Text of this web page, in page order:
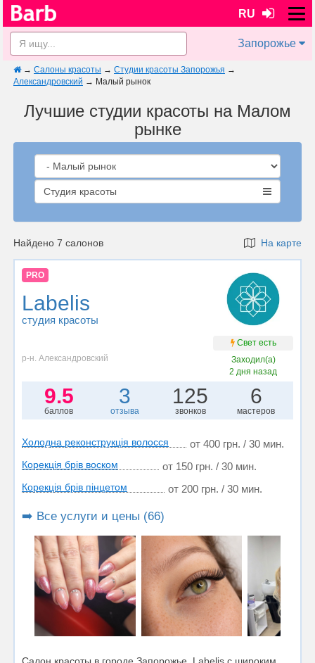
RU
Запорожье
→ Салоны красоты → Студии красоты Запорожья →
Александровский → Малый рынок
Лучшие студии красоты на Малом
рынке
Студия красоты
Найдено 7 салонов На карте
PRO
Labelis
студия красоты
Свет есть
р-н. Александровский
Заходил(а)
2 дня назад
9.5
баллов
3
отзыва
125
звонков
6
мастеров
Холодна реконструкція волосся от 400 грн. / 30 мин.
Корекція брів воском от 150 грн. / 30 мин.
Корекція брів пінцетом от 200 грн. / 30 мин.
➡️ Все услуги и цены (66)